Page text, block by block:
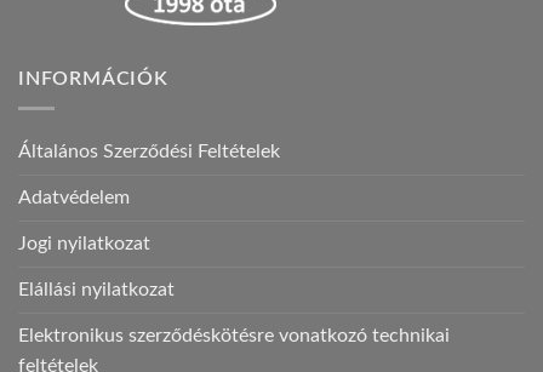
INFORMÁCIÓK
Általános Szerződési Feltételek
Adatvédelem
Jogi nyilatkozat
Elállási nyilatkozat
Elektronikus szerződéskötésre vonatkozó technikai
feltételek